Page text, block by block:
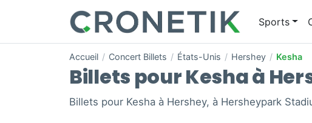
Sports
Accueil / Concert Billets / États-Unis / Hershey / Kesha
Billets pour Kesha à
Billets pour Kesha à Hershey, à Hersheypark